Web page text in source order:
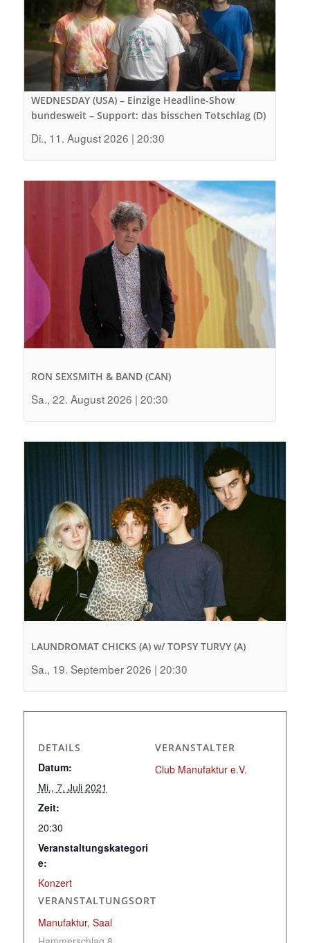
WEDNESDAY (USA) – Einzige Headline-Show
bundesweit – Support: das bisschen Totschlag (D)
Di., 11. August 2026 | 20:30
RON SEXSMITH & BAND (CAN)
Sa., 22. August 2026 | 20:30
LAUNDROMAT CHICKS (A) w/ TOPSY TURVY (A)
Sa., 19. September 2026 | 20:30
DETAILS
Datum:
Mi., 7. Juli 2021
Zeit:
20:30
Veranstaltungskategori
e:
Konzert
VERANSTALTUNGSORT
Manufaktur, Saal
VERANSTALTER
Club Manufaktur e.V.